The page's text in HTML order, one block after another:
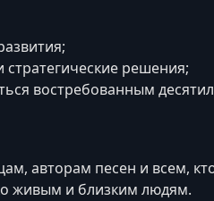
решения;
востребованным
авторам песен и всем,
живым и близким людям.